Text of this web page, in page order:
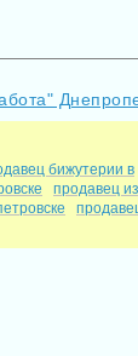
бижутерии в
продавец